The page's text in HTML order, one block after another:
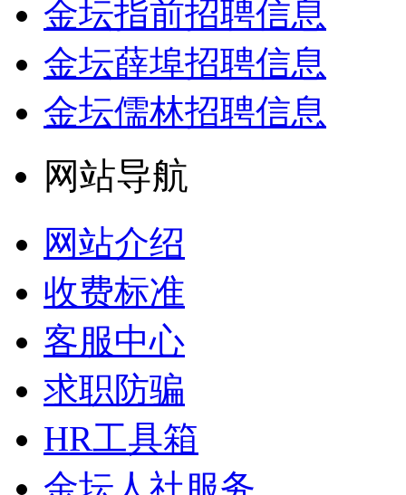
金坛指前招聘信息
金坛薛埠招聘信息
金坛儒林招聘信息
网站导航
网站介绍
收费标准
客服中心
求职防骗
HR工具箱
金坛人社服务